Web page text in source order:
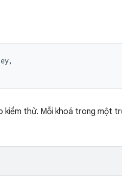
thử. Mỗi khoá trong một